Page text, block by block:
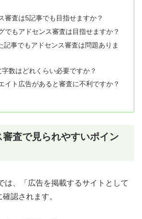
審査は5記事でも目指せますか？
でもアドセンス審査は目指せますか？
記事でもアドセンス審査は問題ありま
数はどれくらい必要ですか？
イト広告があると審査に不利ですか？
査で見られやすいポイン
は、「広告を掲載するサイトとして
認されます。